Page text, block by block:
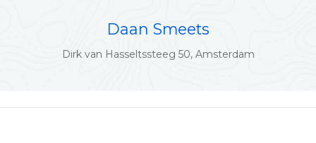
Daan Smeets
Dirk van Hasseltssteeg 50, Amsterdam